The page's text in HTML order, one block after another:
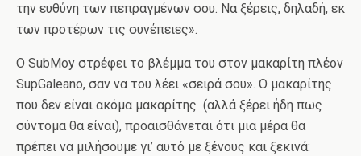
την ευθύνη των πεπραγμένων σου. Να ξέρεις, δηλαδή, εκ
των προτέρων τις συνέπειες».
Ο SubMoy στρέφει το βλέμμα του στον μακαρίτη πλέον
SupGaleano, σαν να του λέει «σειρά σου». Ο μακαρίτης
που δεν είναι ακόμα μακαρίτης (αλλά ξέρει ήδη πως
σύντομα θα είναι), προαισθάνεται ότι μια μέρα θα
πρέπει να μιλήσουμε γι’ αυτό με ξένους και ξεκινά: